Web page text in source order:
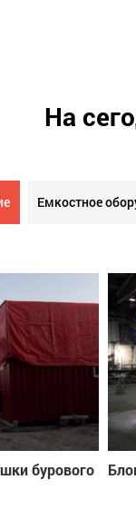
На
Емкостное
бурового